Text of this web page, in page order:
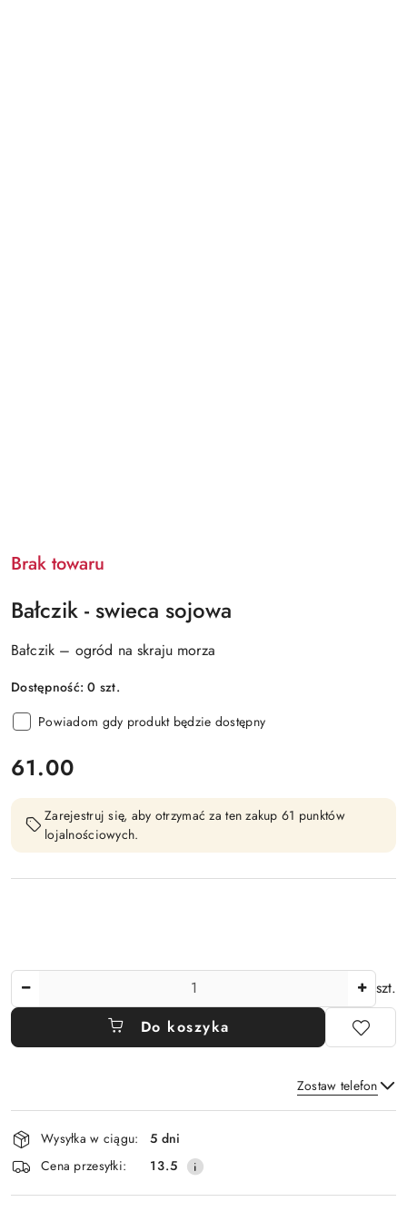
Brak towaru
Bałczik - swieca sojowa
Bałczik – ogród na skraju morza
Dostępność:0 szt.
Powiadom gdy produkt będzie dostępny
cena:
61.00
Zarejestruj się, aby otrzymać za ten zakup 61 punktów
lojalnościowych.
szt.
Do koszyka
Zostaw telefon
Wyślij
Dostępność
i
dostawa
Wysyłka w ciągu:
5 dni
Cena przesyłki:
13.5